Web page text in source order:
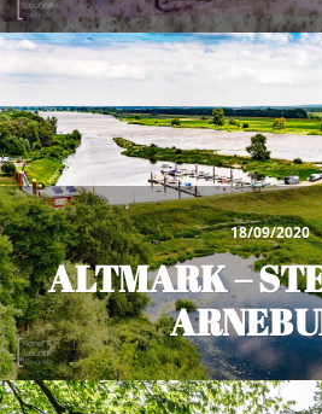
18/09/2020
ALTMARK –